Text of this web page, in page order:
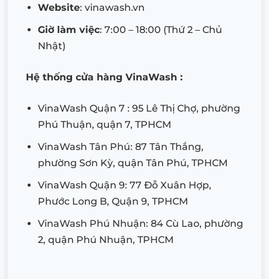
Website: vinawash.vn
Giờ làm việc: 7:00 – 18:00 (Thứ 2 – Chủ
Nhật)
Hệ thống cửa hàng VinaWash :
VinaWash Quận 7 : 95 Lê Thị Chợ, phường
Phú Thuận, quận 7, TPHCM
VinaWash Tân Phú: 87 Tân Thắng,
phường Sơn Kỳ, quận Tân Phú, TPHCM
VinaWash Quận 9: 77 Đỗ Xuân Hợp,
Phước Long B, Quận 9, TPHCM
VinaWash Phú Nhuận: 84 Cù Lao, phường
2, quận Phú Nhuận, TPHCM